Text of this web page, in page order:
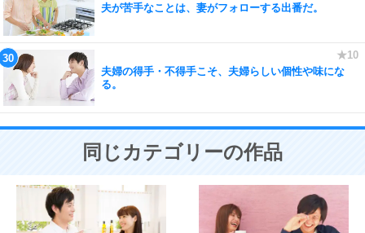
夫が苦手なことは、妻がフォローする出番だ。
夫婦の得手・不得手こそ、夫婦らしい個性や味にな
る。
同じカテゴリーの作品